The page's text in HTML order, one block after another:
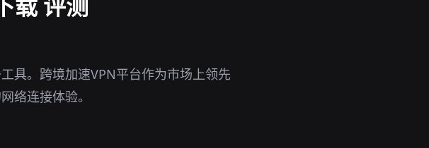
具。跨境加速VPN平台作为市场上领先
络连接体验。